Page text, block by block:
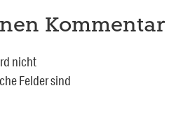
Kommentar
nicht
Felder sind